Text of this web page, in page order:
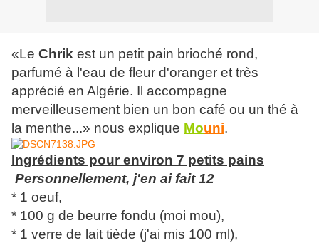
«Le Chrik est un petit pain brioché rond,
parfumé à l'eau de fleur d'oranger et très
apprécié en Algérie. Il accompagne
merveilleusement bien un bon café ou un thé à
la menthe...» nous explique Mouni.
Ingrédients pour environ 7 petits pains
Personnellement, j'en ai fait 12
* 1 oeuf,
* 100 g de beurre fondu (moi mou),
* 1 verre de lait tiède (j'ai mis 100 ml),